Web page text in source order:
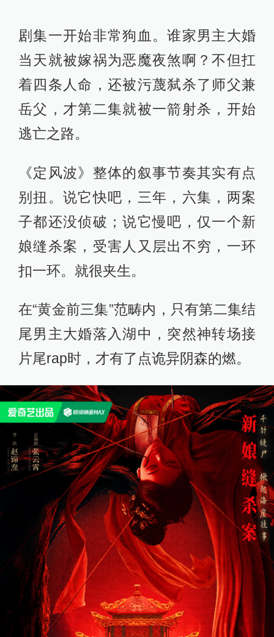
剧集一开始非常狗血。谁家男主大婚
当天就被嫁祸为恶魔夜煞啊？不但扛
着四条人命，还被污蔑弑杀了师父兼
岳父，才第二集就被一箭射杀，开始
逃亡之路。
《定风波》整体的叙事节奏其实有点
别扭。说它快吧，三年，六集，两案
子都还没侦破；说它慢吧，仅一个新
娘缝杀案，受害人又层出不穷，一环
扣一环。就很夹生。
在“黄金前三集”范畴内，只有第二集结
尾男主大婚落入湖中，突然神转场接
片尾rap时，才有了点诡异阴森的燃。